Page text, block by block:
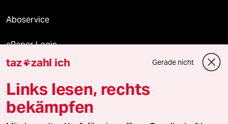
Aboservice
ePaper Login
Downloads für Abonnierende
© 2026 taz Verlags und Vertriebs GmbH
taz zahl ich Gerade nicht
Links lesen, rechts
bekämpfen